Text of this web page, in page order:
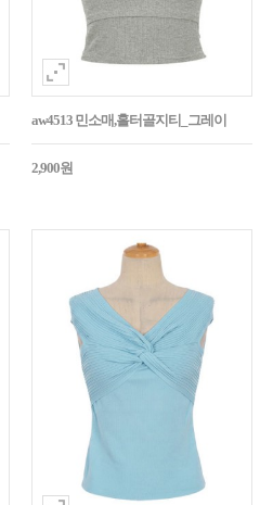
aw4513 민소매,홀터골지티_그레이
2,900원